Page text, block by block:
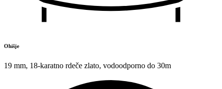
Ohišje
19 mm, 18-karatno rdeče zlato, vodoodporno do 30m